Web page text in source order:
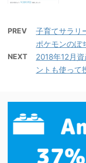
PREV
子育てサラリ
ポケモンのぼ
NEXT
2018年12月
ントも使って